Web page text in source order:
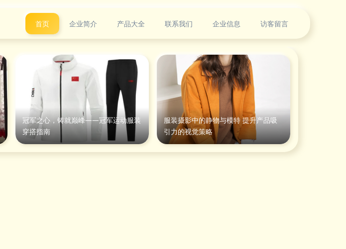
首页 企业简介 产品大全 联系我们 企业信息 访客留言
冠军之心，铸就巅峰——冠军运动服装
穿搭指南
服装摄影中的静物与模特 提升产品吸
引力的视觉策略